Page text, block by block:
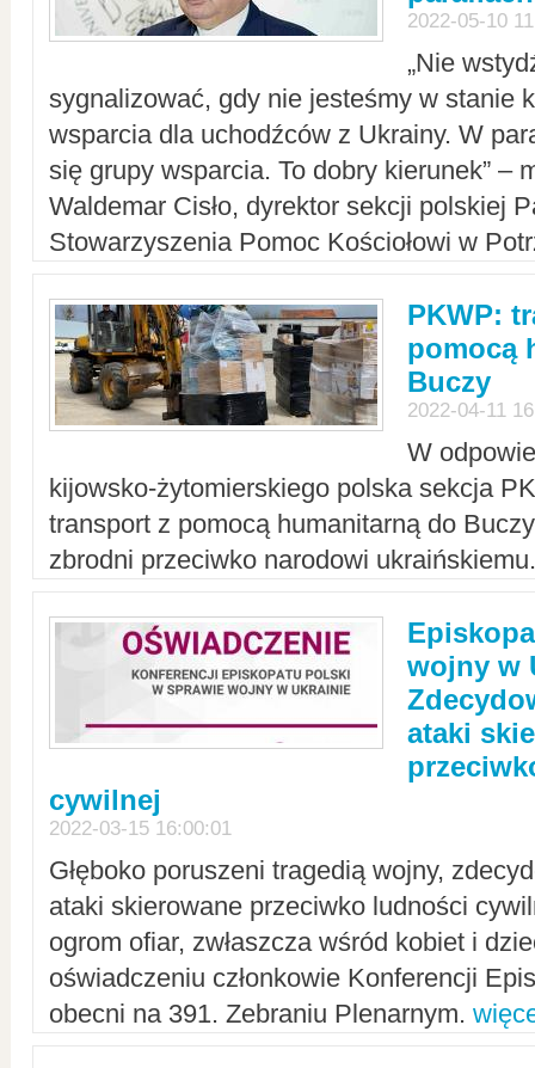
2022-05-10
„Nie
sygnalizować, gdy nie jesteśmy w stanie
wsparcia dla uchodźców z Ukrainy. W
się grupy wsparcia. To dobry kierunek” –
Waldemar Cisło, dyrektor sekcji polskiej
Stowarzyszenia Pomoc Kościołowi w
PKWP:
pomocą
Buczy
2022-04-11
W
kijowsko-żytomierskiego polska sekcja
transport z pomocą humanitarną do
zbrodni przeciwko narodowi
wojny w
ataki
cywilnej
2022-03-15 16:00:01
Głęboko poruszeni tragedią wojny,
ataki skierowane przeciwko ludności
ogrom ofiar, zwłaszcza wśród kobiet i
oświadczeniu członkowie Konferencji
obecni na 391. Zebraniu Plenarnym.